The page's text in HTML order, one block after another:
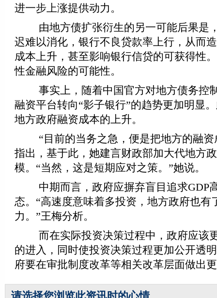
进一步上涨提供动力。
由地方债扩张衍生的另一可能后果是
迟难以消化，银行不良贷款率上行，从而
成本上升，甚至影响银行信贷的可获得性
性金融风险的可能性。
事实上，随着中国官方对地方债务控
融资平台转向“影子银行”的趋势更加明显
地方政府融资成本的上升。
“目前的当务之急，便是把地方的融资
指出，基于此，她建言财政部加大代地方
模。“当然，这是短期应对之策。”她说。
中期而言，政府应摒弃盲目追求GDP
态。“高速度意味着多投资，地方政府也有
力。”王梅分析。
而在实际投资决策过程中，政府应该
的进入，同时使投资决策过程更加公开透
府要在审批制度改革等相关改革层面做出